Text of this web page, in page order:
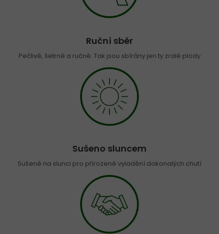
Ruční sběr
Pečlivě, šetrně a ručně. Tak jsou sbírány jen ty zralé plody
Sušeno sluncem
Sušené na slunci pro přirozené vyladění dokonalých chutí